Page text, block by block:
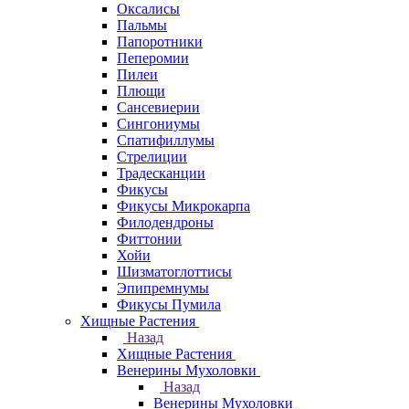
Оксалисы
Пальмы
Папоротники
Пеперомии
Пилеи
Плющи
Сансевиерии
Сингониумы
Спатифиллумы
Стрелиции
Традесканции
Фикусы
Фикусы Микрокарпа
Филодендроны
Фиттонии
Хойи
Шизматоглоттисы
Эпипремнумы
Фикусы Пумила
Хищные Растения
Назад
Хищные Растения
Венерины Мухоловки
Назад
Венерины Мухоловки